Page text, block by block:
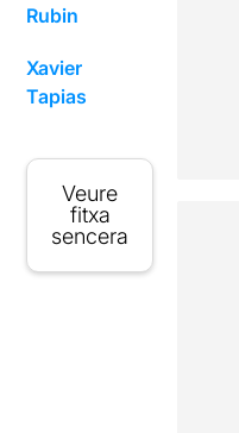
Rubin
Xavier
Tapias
Veure
fitxa
sencera